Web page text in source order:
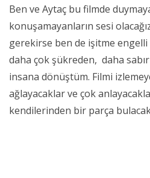
Ben ve Aytaç bu filmde
konuşamayanların sesi
gerekirse ben de işitme
daha çok şükreden, daha
insana dönüştüm. Filmi
ağlayacaklar ve çok
kendilerinden bir parça